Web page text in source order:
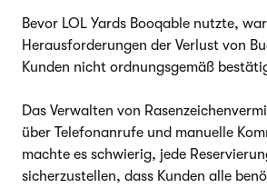
Bevor LOL Yards Booqable nutzte,
Herausforderungen der Verlust von
Kunden nicht ordnungsgemäß
Das Verwalten von
über Telefonanrufe und manuelle
machte es schwierig, jede
sicherzustellen, dass Kunden alle